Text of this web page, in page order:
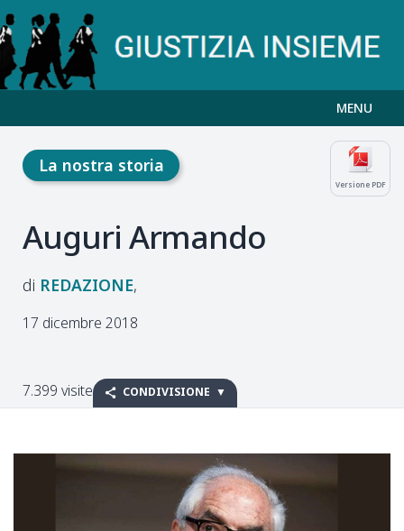
MENU
Versione PDF
La nostra storia
Auguri Armando
REDAZIONE
17 dicembre 2018
7.399 visite CONDIVISIONE